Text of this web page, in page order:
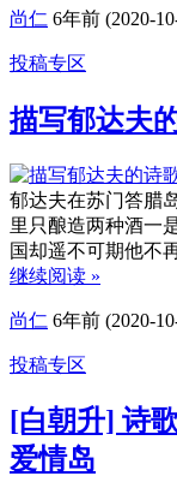
尚仁 6年前 (2020-
投稿专区
描写郁达夫
郁达夫在苏门答腊
里只酿造两种酒一
国却遥不可期他不
继续阅读 »
尚仁 6年前 (2020-
投稿专区
[白朝升] 诗
爱情岛